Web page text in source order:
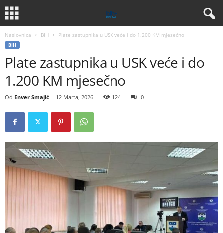
Naslovnica BIH Plate zastupnika u USK veće i do 1.200 KM mjesečno
BIH
Plate zastupnika u USK veće i do
1.200 KM mjesečno
Od Enver Smajić - 12 Marta, 2026 124 0